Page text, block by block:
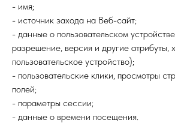
- имя;
- источник захода на Веб-сайт;
- данные о пользовательском
разрешение, версия и другие атрибуты,
пользовательское устройство);
- пользовательские клики, просмотры
полей;
- параметры сессии;
- данные о времени посещения.